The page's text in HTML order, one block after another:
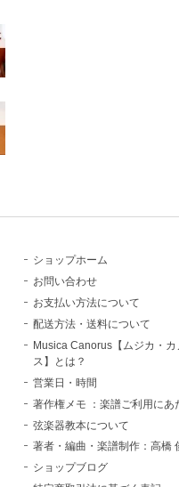
ショップホーム
お問い合わせ
お支払い方法について
配送方法・送料について
Musica Canorus【ムジカ・カ
ス】とは？
営業日・時間
著作権メモ ：楽譜ご利用にあ
弦楽器教本について
著者・編曲・楽譜制作：高橋
ショップブログ